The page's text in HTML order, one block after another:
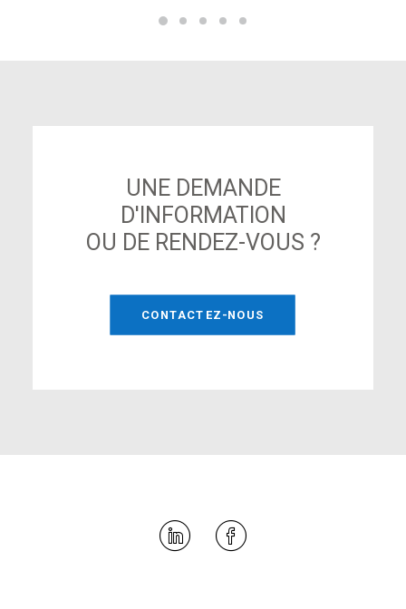
UNE DEMANDE
D'INFORMATION
OU DE RENDEZ-VOUS ?
CONTACTEZ-NOUS